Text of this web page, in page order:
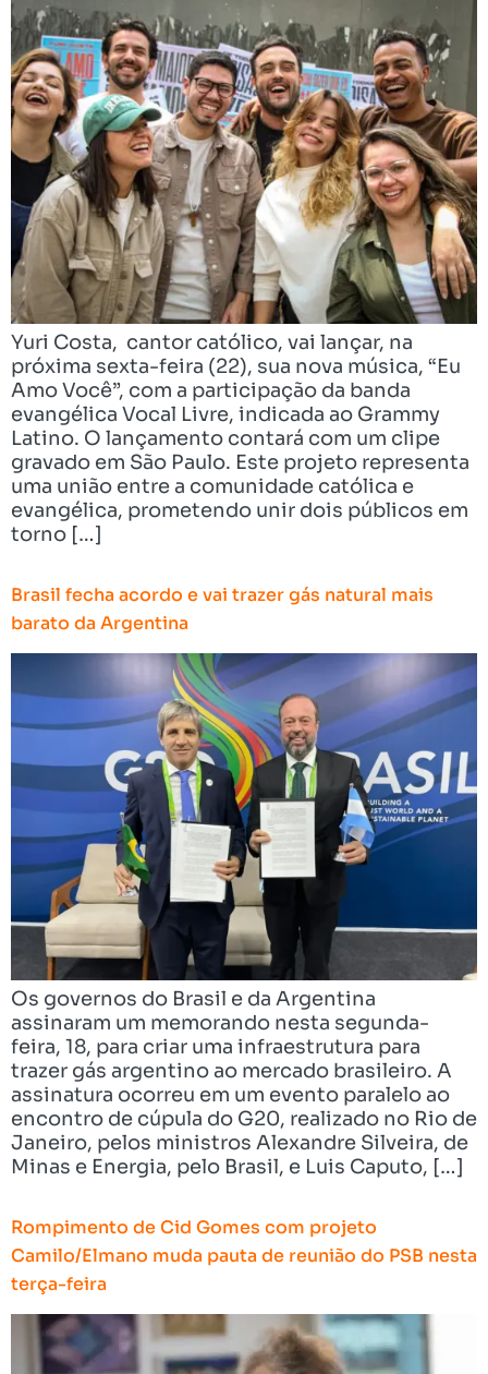
Yuri Costa, cantor católico, vai lançar, na
próxima sexta-feira (22), sua nova música, “Eu
Amo Você”, com a participação da banda
evangélica Vocal Livre, indicada ao Grammy
Latino. O lançamento contará com um clipe
gravado em São Paulo. Este projeto representa
uma união entre a comunidade católica e
evangélica, prometendo unir dois públicos em
torno […]
Brasil fecha acordo e vai trazer gás natural mais
barato da Argentina
Os governos do Brasil e da Argentina
assinaram um memorando nesta segunda-
feira, 18, para criar uma infraestrutura para
trazer gás argentino ao mercado brasileiro. A
assinatura ocorreu em um evento paralelo ao
encontro de cúpula do G20, realizado no Rio de
Janeiro, pelos ministros Alexandre Silveira, de
Minas e Energia, pelo Brasil, e Luis Caputo, […]
Rompimento de Cid Gomes com projeto
Camilo/Elmano muda pauta de reunião do PSB nesta
terça-feira